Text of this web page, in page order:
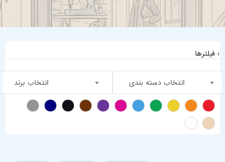
› فیلترها
انتخاب دسته بندی انتخاب برند